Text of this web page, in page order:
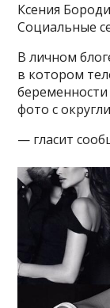
Ксения
Социальные
В личном
в котором
фото с
— гласит